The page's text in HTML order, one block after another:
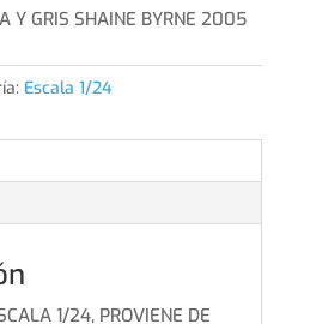
actual
es:
6,00€.
Y GRIS SHAINE BYRNE 2005
Escala 1/24
1/24, PROVIENE DE